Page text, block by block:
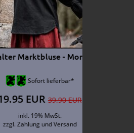
kurzarm -
verfügbar!